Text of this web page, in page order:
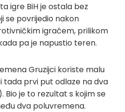
igre BiH je ostala bez
se povrijedio nakon
igračem, prilikom
pa je napustio teren.
Gruzijci koriste malu
tada prvi put odlaze na dva
Bio je to rezultat s kojim se
dva poluvremena.